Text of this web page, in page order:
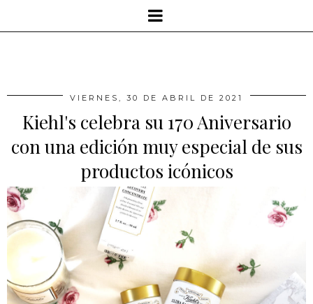
VIERNES, 30 DE ABRIL DE 2021
Kiehl's celebra su 170 Aniversario
con una edición muy especial de sus
productos icónicos